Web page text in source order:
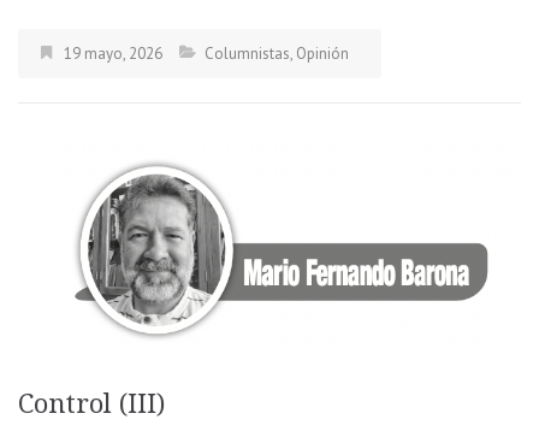
19 mayo, 2026 Columnistas, Opinión
Control (III)